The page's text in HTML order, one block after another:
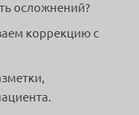
осложнений?
коррекцию с